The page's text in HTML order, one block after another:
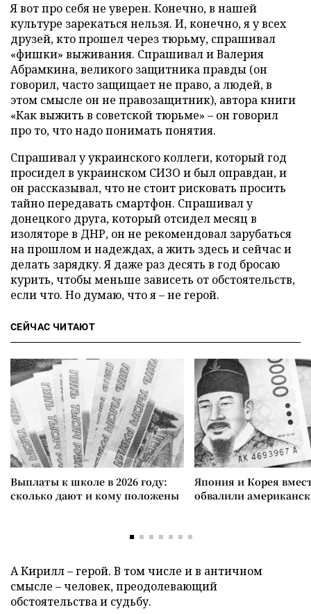
Я вот про себя не уверен. Конечно, в нашей
культуре зарекаться нельзя. И, конечно, я у всех
друзей, кто прошел через тюрьму, спрашивал
«фишки» выживания. Спрашивал и Валерия
Абрамкина, великого защитника правды (он
говорил, часто защищает не право, а людей, в
этом смысле он не правозащитник), автора книги
«Как выжить в советской тюрьме» – он говорил
про то, что надо понимать понятия.
Спрашивал у украинского коллеги, который год
просидел в украинском СИЗО и был оправдан, и
он рассказывал, что не стоит рисковать просить
тайно передавать смартфон. Спрашивал у
донецкого друга, который отсидел месяц в
изоляторе в ДНР, он не рекомендовал зарубаться
на прошлом и надеждах, а жить здесь и сейчас и
делать зарядку. Я даже раз десять в год бросаю
курить, чтобы меньше зависеть от обстоятельств,
если что. Но думаю, что я – не герой.
СЕЙЧАС ЧИТАЮТ
Выплаты к школе в 2026 году:
сколько дают и кому положены
Япония и Корея
обвалили
А Кирилл – герой. В том числе и в античном
смысле – человек, преодолевающий
обстоятельства и судьбу.